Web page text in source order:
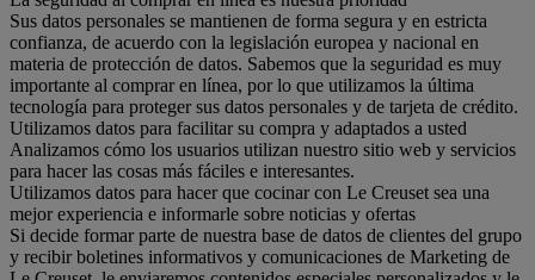
Sus datos personales se mantienen de forma segura y en estricta
confianza, de acuerdo con la legislación europea y nacional en
materia de protección de datos. Sabemos que la seguridad es muy
importante al comprar en línea, por lo que utilizamos la última
tecnología para proteger sus datos personales y de tarjeta de crédito.
Utilizamos datos para facilitar su compra y adaptados a usted
Analizamos cómo los usuarios utilizan nuestro sitio web y servicios
para hacer las cosas más fáciles e interesantes.
Utilizamos datos para hacer que cocinar con Le Creuset sea una
mejor experiencia e informarle sobre noticias y ofertas
Si decide formar parte de nuestra base de datos de clientes del grupo
y recibir boletines informativos y comunicaciones de Marketing de